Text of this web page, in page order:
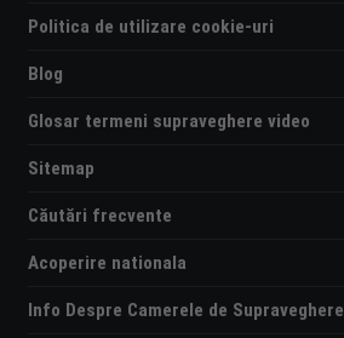
Politica de utilizare cookie-uri
Blog
Glosar termeni supraveghere video
Sitemap
Căutări frecvente
Acoperire nationala
Info Despre Camerele de Supraveghere